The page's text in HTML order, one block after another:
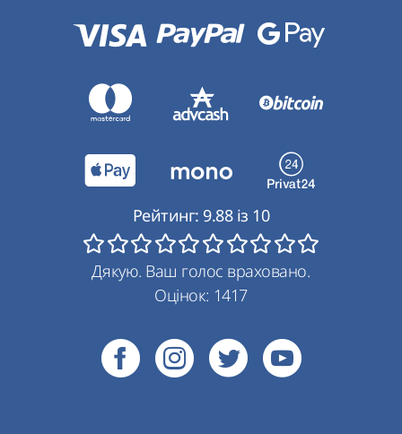
Рейтинг: 9.88із 10
Дякую. Ваш голос враховано.
Оцінок: 1417